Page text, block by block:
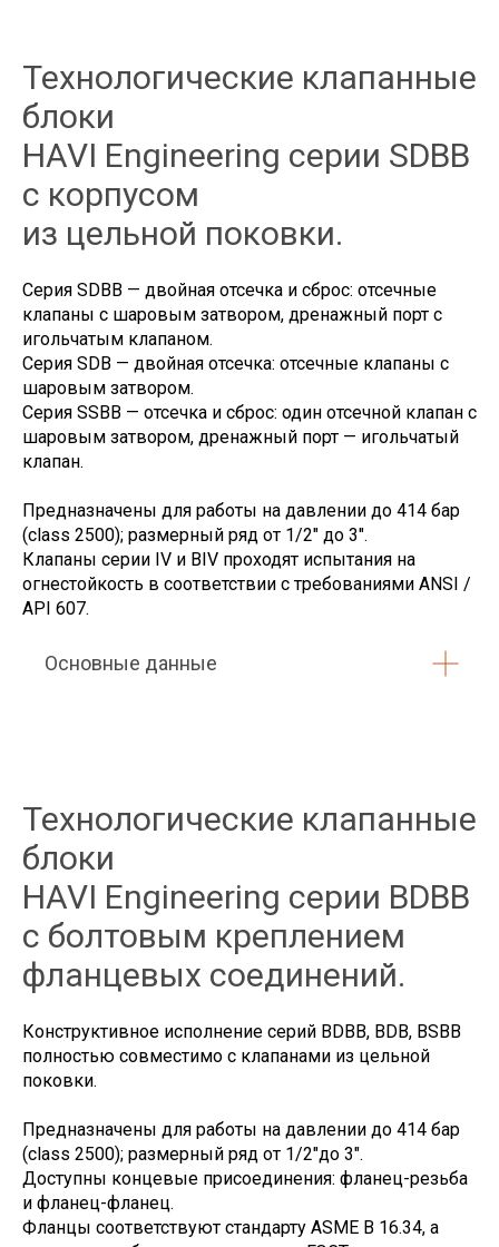
Технологические клапанные
блоки
HAVI Engineering серии SDBB
с корпусом
из цельной поковки.
Серия SDBB — двойная отсечка и сброс: отсечные
клапаны с шаровым затвором, дренажный порт с
игольчатым клапаном.
Серия SDB — двойная отсечка: отсечные клапаны с
шаровым затвором.
Серия SSBB — отсечка и сброс: один отсечной клапан с
шаровым затвором, дренажный порт — игольчатый
клапан.
Предназначены для работы на давлении до 414 бар
(class 2500); размерный ряд от 1/2" до 3".
Клапаны серии IV и BIV проходят испытания на
огнестойкость в соответствии с требованиями ANSI /
API 607.
Основные данные
Технологические клапанные
блоки
HAVI Engineering серии BDBB
с болтовым креплением
фланцевых соединений.
Конструктивное исполнение серий BDBB, BDB, BSBB
полностью совместимо с клапанами из цельной
поковки.
Предназначены для работы на давлении до 414 бар
(class 2500); размерный ряд от 1/2"до 3".
Доступны концевые присоединения: фланец-резьба
и фланец-фланец.
Фланцы соответствуют стандарту ASME B 16.34, а